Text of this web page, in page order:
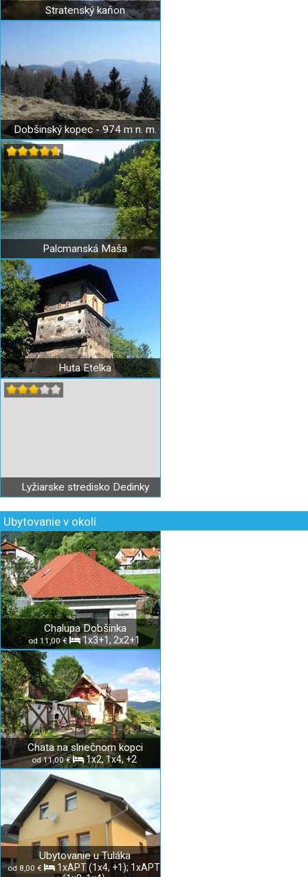
Stratenský kaňon
Dobšinský kopec - 974 m n. m.
Palcmanská Maša
Huta Etelka
Lyžiarske stredisko Dedinky
Ubytovanie v okolí
Chalupa Dobšinka
od 11,00 € 1x3+1, 2x2+1
Chata na slnečnom kopci
od 11,00 € 1x2, 1x4, +2
Ubytovanie u Tuláka
od 8,00 €
1xAPT (1x4, +1); 1xAPT